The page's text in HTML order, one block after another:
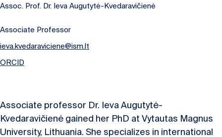
Assoc. Prof. Dr. Ieva Augutytė-Kvedaravičienė
Associate Professor
ieva.kvedaraviciene@ism.lt
ORCID
Associate professor Dr. Ieva Augutytė-
Kvedaravičienė gained her PhD at Vytautas Magnus
University, Lithuania. She specializes in international